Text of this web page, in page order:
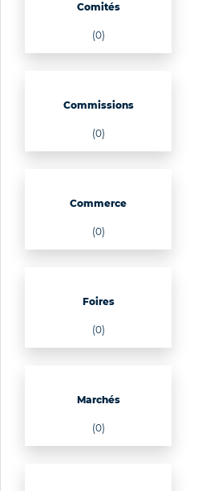
Comités
(0)
Commissions
(0)
Commerce
(0)
Foires
(0)
Marchés
(0)